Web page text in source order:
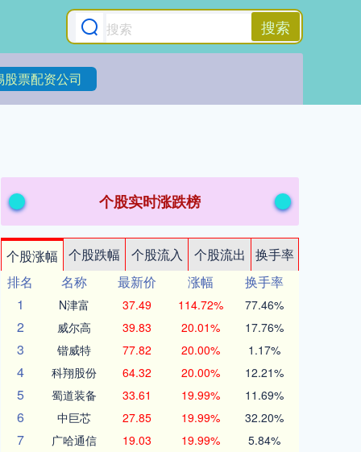
搜索
股票配资公司
个股实时涨跌榜
个股涨幅 个股跌幅 个股流入 个股流出
换手率
排名
名称 最新价 涨幅
换手率
1
N津富 37.49 114.72% 77.46%
2 威尔高 39.83 20.01% 17.76%
3 锴威特 77.82 20.00% 1.17%
4 科翔股份 64.32 20.00% 12.21%
5 蜀道装备 33.61 19.99% 11.69%
6 中巨芯 27.85 19.99% 32.20%
7 广哈通信 19.03 19.99% 5.84%